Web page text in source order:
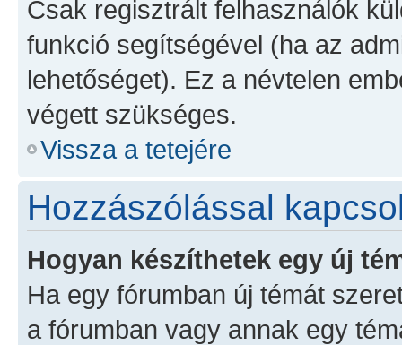
Csak regisztrált felhasználók
funkció segítségével (ha az
lehetőséget). Ez a névtelen
végett szükséges.
Vissza a tetejére
Hozzászólással
Hogyan készíthetek egy új
Ha egy fórumban új témát
a fórumban vagy annak egy